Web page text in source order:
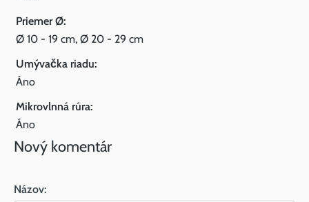
Priemer Ø:
Ø 10 - 19 cm, Ø 20 - 29 cm
Umývačka riadu:
Áno
Mikrovlnná rúra:
Áno
Nový komentár
Názov: